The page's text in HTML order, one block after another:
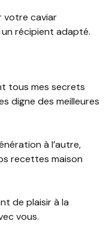
votre caviar
un récipient adapté.
tous mes secrets
digne des meilleures
à l’autre,
recettes maison
de plaisir à la
vous.